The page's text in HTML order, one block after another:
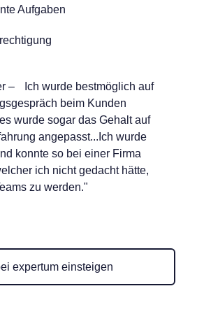
Aufgaben
– Ich wurde bestmöglich auf
beim Kunden
wurde sogar das Gehalt auf
angepasst...Ich wurde
konnte so bei einer Firma
ich nicht gedacht hätte,
zu werden."
expertum einsteigen